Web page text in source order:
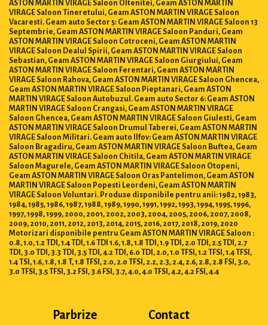
VIRAGE Saloon Tineretului, Geam ASTON MARTIN VIRAGE Saloon
Vacaresti. Geam auto Sector 5: Geam ASTON MARTIN VIRAGE Saloon 13
Septembrie, Geam ASTON MARTIN VIRAGE Saloon Panduri, Geam
ASTON MARTIN VIRAGE Saloon Cotroceni, Geam ASTON MARTIN
VIRAGE Saloon Dealul Spirii, Geam ASTON MARTIN VIRAGE Saloon
Sebastian, Geam ASTON MARTIN VIRAGE Saloon Giurgiului, Geam
ASTON MARTIN VIRAGE Saloon Ferentari, Geam ASTON MARTIN
VIRAGE Saloon Rahova, Geam ASTON MARTIN VIRAGE Saloon Ghencea,
Geam ASTON MARTIN VIRAGE Saloon Pieptanari, Geam ASTON
MARTIN VIRAGE Saloon Autobuzul. Geam auto Sector 6: Geam ASTON
MARTIN VIRAGE Saloon Crangasi, Geam ASTON MARTIN VIRAGE
Saloon Ghencea, Geam ASTON MARTIN VIRAGE Saloon Giulesti, Geam
ASTON MARTIN VIRAGE Saloon Drumul Taberei, Geam ASTON MARTIN
VIRAGE Saloon Militari. Geam auto Ilfov: Geam ASTON MARTIN VIRAGE
Saloon Bragadiru, Geam ASTON MARTIN VIRAGE Saloon Buftea, Geam
ASTON MARTIN VIRAGE Saloon Chitila, Geam ASTON MARTIN VIRAGE
Saloon Magurele, Geam ASTON MARTIN VIRAGE Saloon Otopeni,
Geam ASTON MARTIN VIRAGE Saloon Oras Pantelimon, Geam ASTON
MARTIN VIRAGE Saloon Popesti Leordeni, Geam ASTON MARTIN
VIRAGE Saloon Voluntari. Produse disponibile pentru anii: 1982, 1983,
1984, 1985, 1986, 1987, 1988, 1989, 1990, 1991, 1992, 1993, 1994, 1995, 1996,
1997, 1998, 1999, 2000, 2001, 2002, 2003, 2004, 2005, 2006, 2007, 2008,
2009, 2010, 2011, 2012, 2013, 2014, 2015, 2016, 2017, 2018, 2019, 2020
Motorizari disponibile pentru Geam ASTON MARTIN VIRAGE Saloon :
0.8, 1.0, 1.2 TDI, 1.4 TDI, 1.6 TDI 1.6, 1.8, 1.8 TDI, 1.9 TDI, 2.0 TDI, 2.5 TDI, 2.7
TDI, 3.0 TDI, 3.3 TDI, 3.5 TDI, 4.2 TDI, 6.0 TDI, 2.0, 1.0 TFSI, 1.2 TFSI, 1.4 TFSI,
1.4 TSI, 1.6, 1.8, 1.8 T, 1.8 TFSI, 2.0, 2.0 TFSI, 2.2, 2.3, 2.4, 2.6, 2.8, 2.8 FSI, 3.0,
3.0 TFSI, 3.5 TFSI, 3.2 FSI, 3.6 FSI, 3.7, 4.0, 4.0 TFSI, 4.2, 4.2 FSI, 4.4
Parbrize Contact